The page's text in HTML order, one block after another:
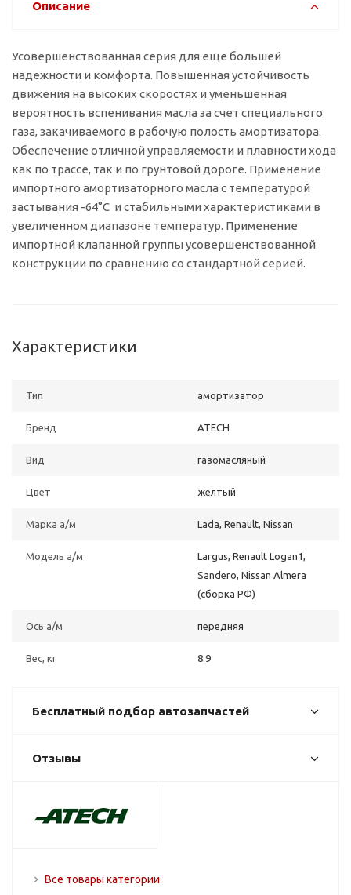
Описание
Усовершенствованная серия для еще большей
надежности и комфорта. Повышенная устойчивость
движения на высоких скоростях и уменьшенная
вероятность вспенивания масла за счет специального
газа, закачиваемого в рабочую полость амортизатора.
Обеспечение отличной управляемости и плавности хода
как по трассе, так и по грунтовой дороге. Применение
импортного амортизаторного масла с температурой
застывания -64°C и стабильными характеристиками в
увеличенном диапазоне температур. Применение
импортной клапанной группы усовершенствованной
конструкции по сравнению со стандартной серией.
Характеристики
Тип амортизатор
Бренд ATECH
Вид газомасляный
Цвет желтый
Марка а/м Lada, Renault, Nissan
Модель а/м
Largus, Renault Logan1,
Sandero, Nissan Almera
(сборка РФ)
Ось а/м передняя
Вес, кг 8.9
Бесплатный подбор автозапчастей
Отзывы
Все товары категории